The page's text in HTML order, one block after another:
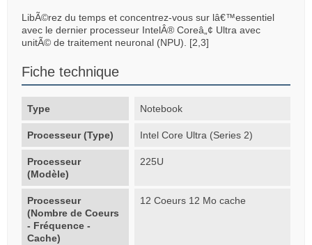
LibÃ©rez du temps et concentrez-vous sur lâ€™essentiel
avec le dernier processeur IntelÂ® Coreâ„¢ Ultra avec
unitÃ© de traitement neuronal (NPU). [2,3]
Fiche technique
Type Notebook
Processeur (Type) Intel Core Ultra (Series 2)
Processeur
(Modèle)
225U
Processeur
(Nombre de Coeurs
- Fréquence -
Cache)
12 Coeurs 12 Mo cache